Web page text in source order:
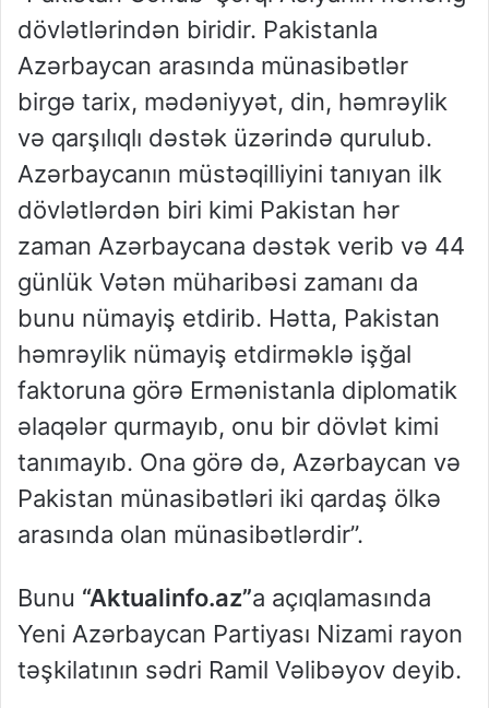
dövlətlərindən biridir. Pakistanla
Azərbaycan arasında münasibətlər
birgə tarix, mədəniyyət, din, həmrəylik
və qarşılıqlı dəstək üzərində qurulub.
Azərbaycanın müstəqilliyini tanıyan ilk
dövlətlərdən biri kimi Pakistan hər
zaman Azərbaycana dəstək verib və 44
günlük Vətən müharibəsi zamanı da
bunu nümayiş etdirib. Hətta, Pakistan
həmrəylik nümayiş etdirməklə işğal
faktoruna görə Ermənistanla diplomatik
əlaqələr qurmayıb, onu bir dövlət kimi
tanımayıb. Ona görə də, Azərbaycan və
Pakistan münasibətləri iki qardaş ölkə
arasında olan münasibətlərdir”.
Bunu “Aktualinfo.az”a açıqlamasında
Yeni Azərbaycan Partiyası Nizami rayon
təşkilatının sədri Ramil Vəlibəyov deyib.